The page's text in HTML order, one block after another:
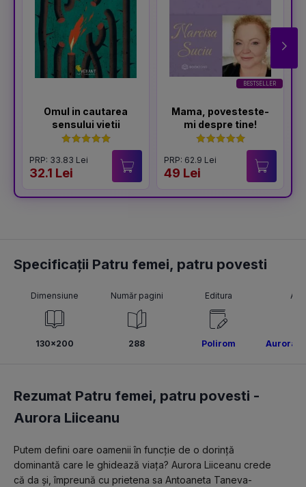
Omul in cautarea
sensului vietii
PRP: 33.83 Lei
32.1 Lei
BESTSELLER
Mama, povesteste-
mi despre tine!
PRP: 62.9 Lei
49 Lei
Specificații Patru femei, patru povesti
Dimensiune
130x200
Număr pagini
288
Editura
Polirom Aurora
Rezumat Patru femei, patru povesti -
Aurora Liiceanu
Putem defini oare oamenii în funcție de o dorință
dominantă care le ghidează viața? Aurora Liiceanu crede
că da și, împreună cu prietena sa Antoaneta Taneva-